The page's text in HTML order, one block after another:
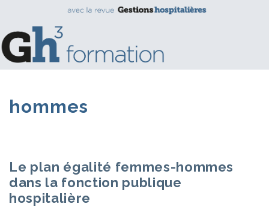
hommes
Le plan égalité femmes-hommes
dans la fonction publique
hospitalière